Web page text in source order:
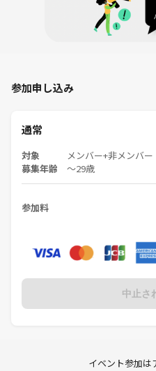
参加申し込み
通常
対象 メンバー+非メンバー
募集年齢 〜29歳
参加料
中止さ
イベント参加は